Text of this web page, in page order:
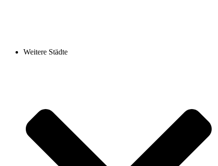
Weitere Städte